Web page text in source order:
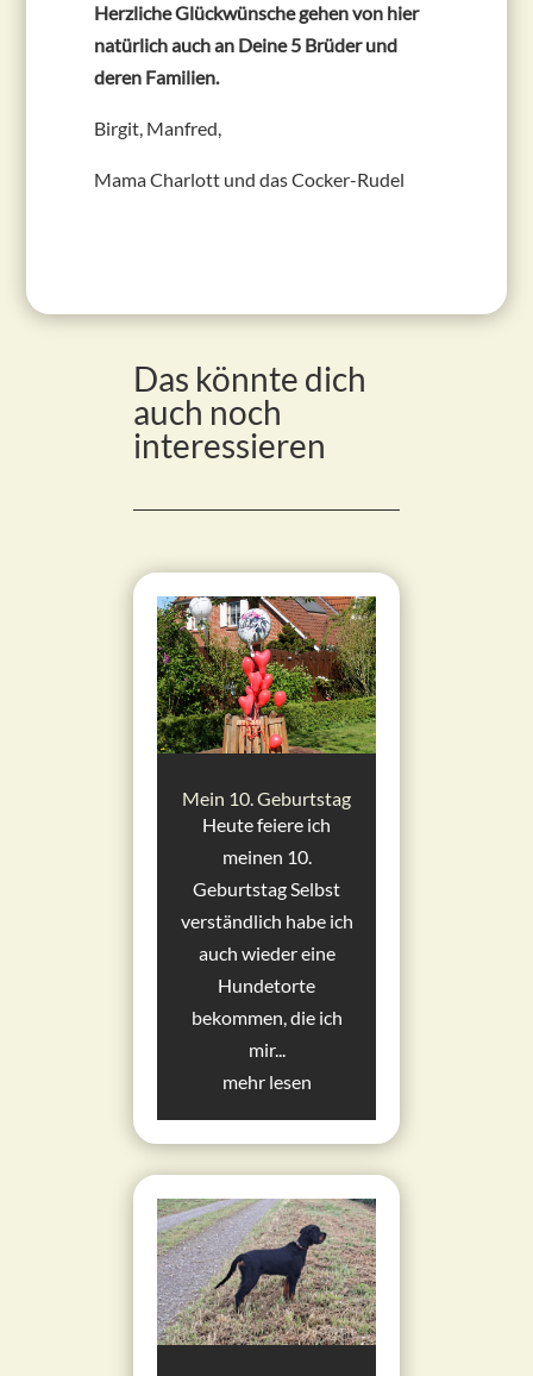
Herzliche Glückwünsche gehen von hier
natürlich auch an Deine 5 Brüder und
deren Familien.
Birgit, Manfred,
Mama Charlott und das Cocker-Rudel
Das könnte dich
auch noch
interessieren
Mein 10. Geburtstag
Heute feiere ich
meinen 10.
Geburtstag Selbst
verständlich habe ich
auch wieder eine
Hundetorte
bekommen, die ich
mir...
mehr lesen